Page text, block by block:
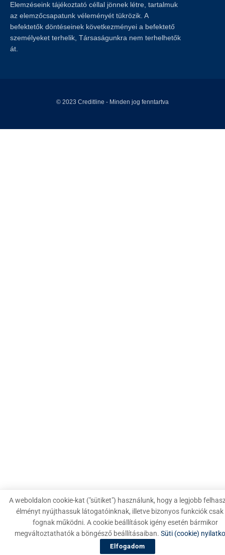
Elemzéseink tájékoztató céllal jönnek létre, tartalmuk
az elemzőcsapatunk véleményét tükrözik. A
befektetők döntéseinek következményei a befektető
személyeket terhelik, Társaságunkra nem terhelhetők
át.
© 2023 Creditline - Minden jog fenntartva
A weboldalon cookie-kat ("sütiket") használunk, hogy a legjobb
élményt nyújthassuk látogatóinknak, illetve bizonyos funkciók csak
fognak működni. A cookie beállítások igény esetén bármikor
megváltoztathatók a böngésző beállításaiban. Süti (cookie)
Elfogadom